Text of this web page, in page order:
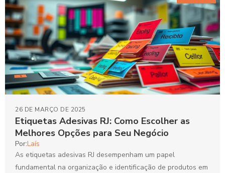
Etiquetas Adesivas RJ: Como Escolher as
Melhores Opções para Seu Negócio
26 DE MARÇO DE 2025
Por:Laís
As etiquetas adesivas RJ desempenham um papel
fundamental na organização e identificação de produtos em